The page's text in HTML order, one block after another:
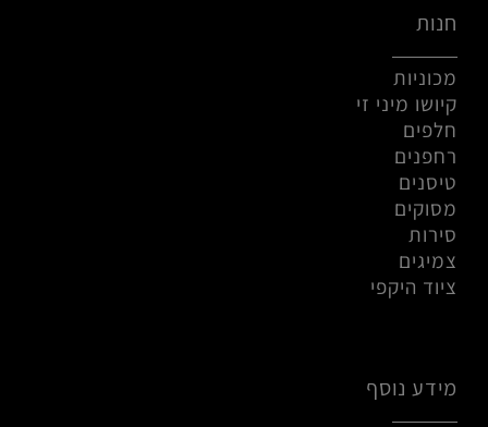
חנות
מכוניות
קיושו מיני זי
חלפים
רחפנים
טיסנים
מסוקים
סירות
צמיגים
ציוד היקפי
מידע נוסף